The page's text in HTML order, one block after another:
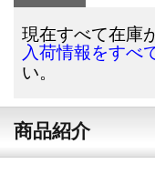
現在すべて在庫
入荷情報をすべ
い。
商品紹介